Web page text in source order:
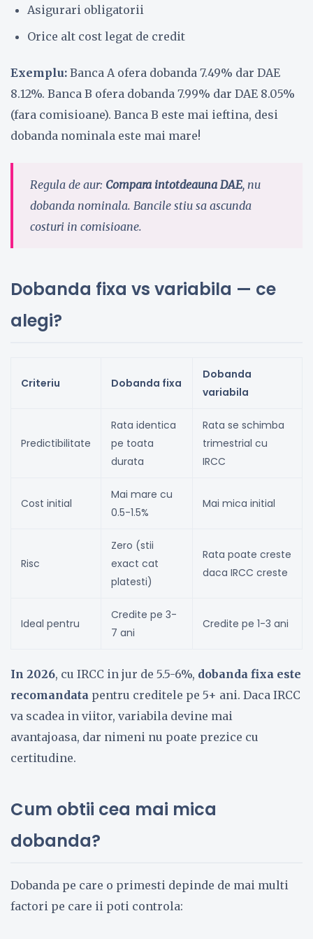
Asigurari obligatorii
Orice alt cost legat de credit
Exemplu: Banca A ofera dobanda 7.49% dar DAE
8.12%. Banca B ofera dobanda 7.99% dar DAE 8.05%
(fara comisioane). Banca B este mai ieftina, desi
dobanda nominala este mai mare!
Regula de aur: Compara intotdeauna DAE, nu
dobanda nominala. Bancile stiu sa ascunda
costuri in comisioane.
Dobanda fixa vs variabila — ce
alegi?
Criteriu Dobanda fixa
Dobanda
variabila
Predictibilitate
Rata identica
pe toata
durata
Rata se schimba
trimestrial cu
IRCC
Cost initial
Mai mare cu
0.5-1.5%
Mai mica initial
Risc
Zero (stii
exact cat
platesti)
Rata poate creste
daca IRCC creste
Ideal pentru
Credite pe 3-
7 ani
Credite pe 1-3 ani
In 2026, cu IRCC in jur de 5.5-6%, dobanda fixa este
recomandata pentru creditele pe 5+ ani. Daca IRCC
va scadea in viitor, variabila devine mai
avantajoasa, dar nimeni nu poate prezice cu
certitudine.
Cum obtii cea mai mica
dobanda?
Dobanda pe care o primesti depinde de mai multi
factori pe care ii poti controla: